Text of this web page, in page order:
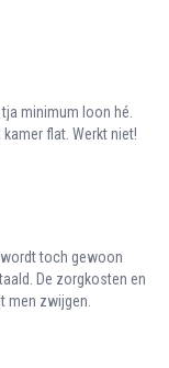
minimum loon hé.
flat. Werkt niet!
toch gewoon
De zorgkosten en
men zwijgen.